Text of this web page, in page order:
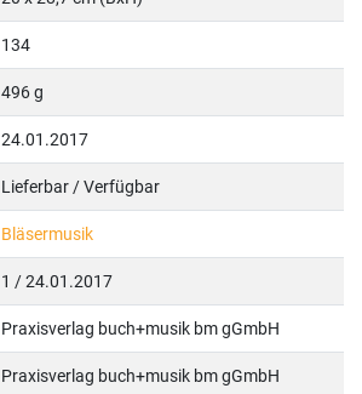
134
496 g
24.01.2017
Lieferbar / Verfügbar
Bläsermusik
1 / 24.01.2017
Praxisverlag buch+musik bm gGmbH
Praxisverlag buch+musik bm gGmbH